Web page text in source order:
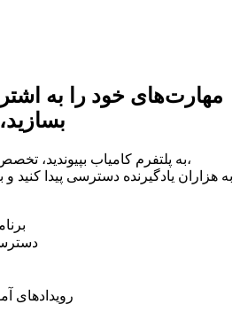
مهارت‌های خود را به
به پلتفرم کامیاب بپیوندید، تخصص خود را به اشتراک بگذارید،
به هزاران یادگیرنده دسترسی پیدا کنید
رویدادهای